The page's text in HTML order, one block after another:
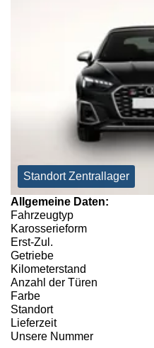
Standort Zentrallager
Allgemeine Daten:
Fahrzeugtyp
Karosserieform
Erst-Zul.
Getriebe
Kilometerstand
Anzahl der Türen
Farbe
Standort
Lieferzeit
Unsere Nummer